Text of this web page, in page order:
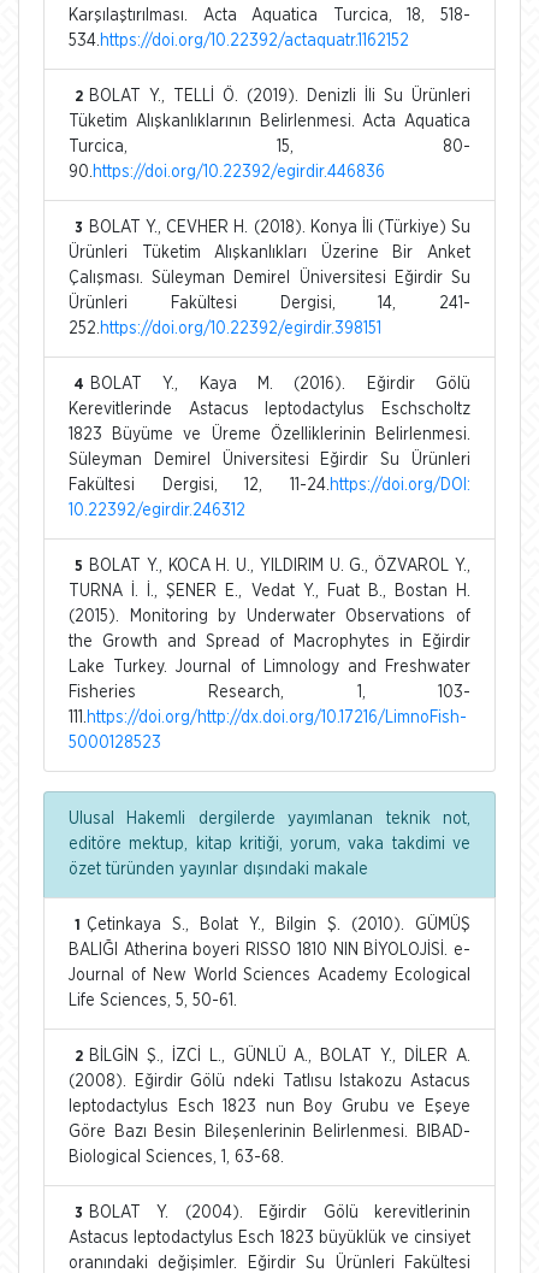
Karşılaştırılması. Acta Aquatica Turcica, 18, 518-
534. https://doi.org/10.22392/actaquatr.1162152
2 BOLAT Y., TELLİ Ö. (2019). Denizli İli Su Ürünleri
Tüketim Alışkanlıklarının Belirlenmesi. Acta Aquatica
Turcica, 15, 80-
90. https://doi.org/10.22392/egirdir.446836
3
BOLAT Y., CEVHER H. (2018). Konya İli (Türkiye) Su
Ürünleri Tüketim Alışkanlıkları Üzerine Bir Anket
Çalışması. Süleyman Demirel Üniversitesi Eğirdir Su
Ürünleri Fakültesi Dergisi, 14, 241-
252. https://doi.org/10.22392/egirdir.398151
4
BOLAT Y., Kaya M. (2016). Eğirdir Gölü
Kerevitlerinde Astacus leptodactylus Eschscholtz
1823 Büyüme ve Üreme Özelliklerinin Belirlenmesi.
Süleyman Demirel Üniversitesi Eğirdir Su Ürünleri
Fakültesi Dergisi, 12, 11-24. https://doi.org/DOI:
10.22392/egirdir.246312
5
BOLAT Y., KOCA H. U., YILDIRIM U. G., ÖZVAROL Y.,
TURNA İ. İ., ŞENER E., Vedat Y., Fuat B., Bostan H.
(2015). Monitoring by Underwater Observations of
the Growth and Spread of Macrophytes in Eğirdir
Lake Turkey. Journal of Limnology and Freshwater
Fisheries Research, 1, 103-
111. https://doi.org/http://dx.doi.org/10.17216/LimnoFish-
5000128523
Ulusal Hakemli dergilerde yayımlanan teknik not,
editöre mektup, kitap kritiği, yorum, vaka takdimi ve
özet türünden yayınlar dışındaki makale
1
Çetinkaya S., Bolat Y., Bilgin Ş. (2010). GÜMÜŞ
BALIĞI Atherina boyeri RISSO 1810 NIN BİYOLOJİSİ. e-
Journal of New World Sciences Academy Ecological
Life Sciences, 5, 50-61.
2 BİLGİN Ş., İZCİ L., GÜNLÜ A., BOLAT Y., DİLER A.
(2008). Eğirdir Gölü ndeki Tatlısu Istakozu Astacus
leptodactylus Esch 1823 nun Boy Grubu ve Eşeye
Göre Bazı Besin Bileşenlerinin Belirlenmesi. BIBAD-
Biological Sciences, 1, 63-68.
3
BOLAT Y. (2004). Eğirdir Gölü kerevitlerinin
Astacus leptodactylus Esch 1823 büyüklük ve cinsiyet
oranındaki değişimler. Eğirdir Su Ürünleri Fakültesi